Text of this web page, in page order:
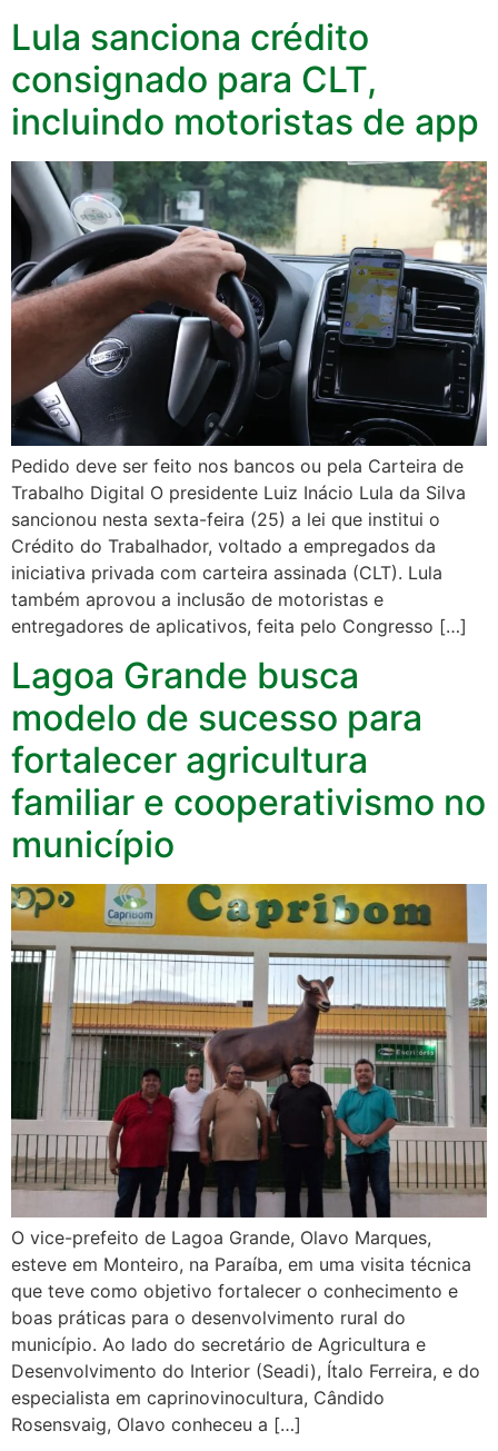
Lula sanciona crédito
consignado para CLT,
incluindo motoristas de app
Pedido deve ser feito nos bancos ou pela Carteira de
Trabalho Digital O presidente Luiz Inácio Lula da Silva
sancionou nesta sexta-feira (25) a lei que institui o
Crédito do Trabalhador, voltado a empregados da
iniciativa privada com carteira assinada (CLT). Lula
também aprovou a inclusão de motoristas e
entregadores de aplicativos, feita pelo Congresso […]
Lagoa Grande busca
modelo de sucesso para
fortalecer agricultura
familiar e cooperativismo no
município
O vice-prefeito de Lagoa Grande, Olavo Marques,
esteve em Monteiro, na Paraíba, em uma visita técnica
que teve como objetivo fortalecer o conhecimento e
boas práticas para o desenvolvimento rural do
município. Ao lado do secretário de Agricultura e
Desenvolvimento do Interior (Seadi), Ítalo Ferreira, e do
especialista em caprinovinocultura, Cândido
Rosensvaig, Olavo conheceu a […]